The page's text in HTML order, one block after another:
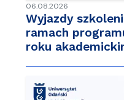
06.08.2026
Wyjazdy
ramach
roku